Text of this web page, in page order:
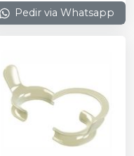
Pedir via Whatsapp